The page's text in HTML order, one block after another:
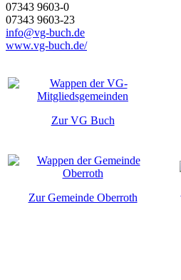
07343 9603-0
07343 9603-23
info@vg-buch.de
www.vg-buch.de/
Zur VG Buch
Zur Gemeinde Oberroth